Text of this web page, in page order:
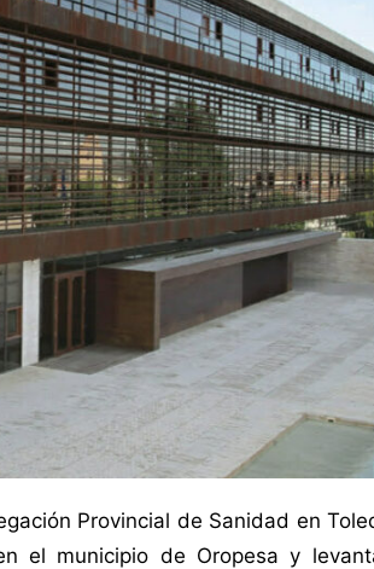
Provincial de Sanidad en
el municipio de Oropesa y